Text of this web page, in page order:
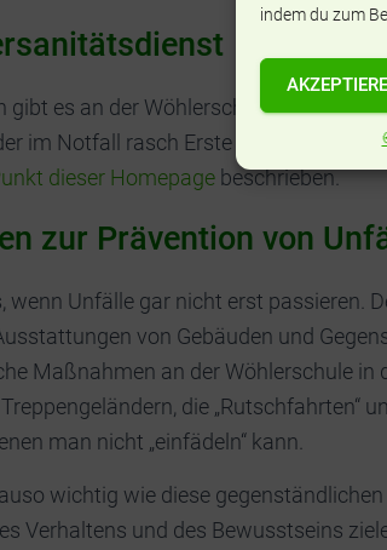
indem du zum
gibt es an der Wöhlerschule einen von
im Notfall rasch Erste Hilfe leistet.
dieser Homepage beschrieben.
zur Prävention von
wenn Unfälle gar nicht erst passieren.
von Gebäuden und
Maßnahmen an der Wöhlerschule in
die „Rutschfahrten“
man nicht „einfädeln“ kann.
wichtig wie diese
Verhaltens und des Bewusstseins